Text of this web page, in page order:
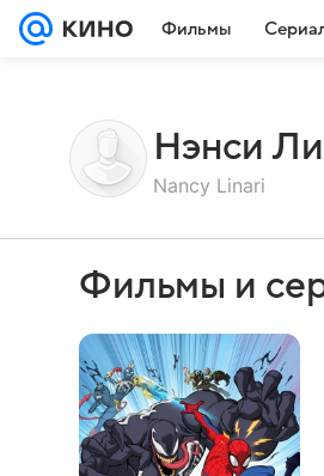
Фильмы
Нэнси
Nancy Linari
Фильмы и